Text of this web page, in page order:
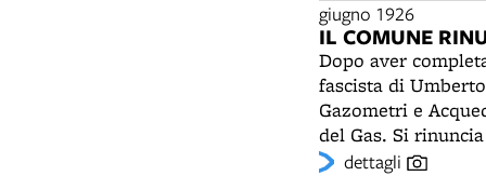
Maserati, non
nella Coppa
rilevato da Emilio
Baconin
velocità per la
Gran Premio della
Maserati ai primi
giugno 1926
IL COMUNE
Dopo aver
fascista di
Gazometri e
del Gas. Si
creazione di
dettagli